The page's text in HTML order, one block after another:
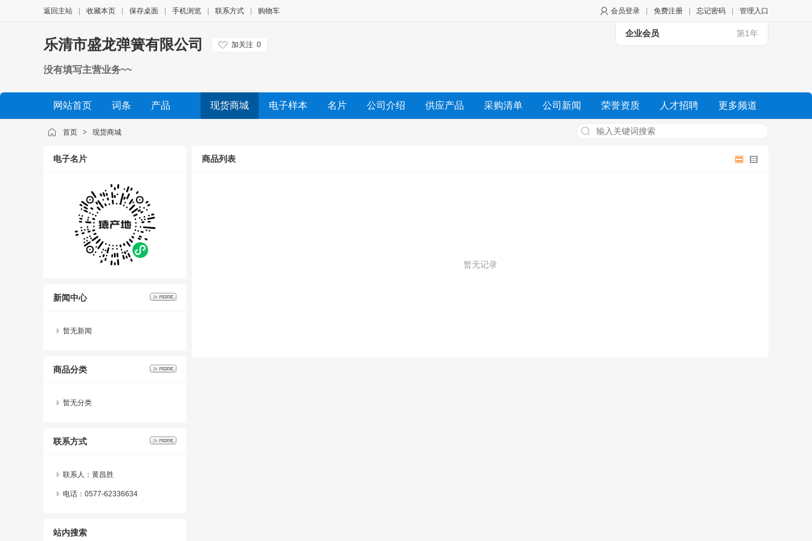
会员登录 免费注册 忘记密码 管理入口
返回主站 收藏本页 保存桌面 手机浏览 联系方式 购物车
企业会员 第1年
乐清市盛龙弹簧有限公司 加关注 0
没有填写主营业务~~
网站首页 词条 产品 现货商城 电子样本 名片 公司介绍 供应产品 采购清单 公司新闻 荣誉资质 人才招聘 更多频道
公司相册 品牌展示
首页 > 现货商城
电子名片
新闻中心
暂无新闻
商品分类
暂无分类
联系方式
联系人：黄昌胜
电话：0577-62336634
站内搜索
商品列表
暂无记录